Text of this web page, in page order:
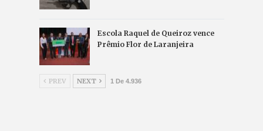
Escola Raquel de Queiroz vence
Prêmio Flor de Laranjeira
PREV NEXT 1 De 4.936